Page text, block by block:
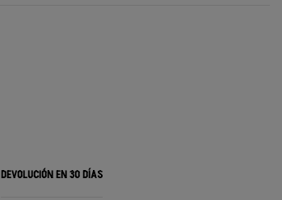
DEVOLUCIÓN EN 30 DÍAS